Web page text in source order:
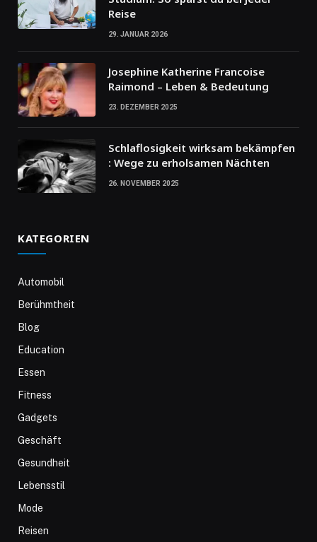
Reise
29. JANUAR 2026
Josephine Katherine Francoise
Raimond – Leben & Bedeutung
23. DEZEMBER 2025
Schlaflosigkeit wirksam bekämpfen
: Wege zu erholsamen Nächten
26. NOVEMBER 2025
KATEGORIEN
Automobil
Berühmtheit
Blog
Education
Essen
Fitness
Gadgets
Geschäft
Gesundheit
Lebensstil
Mode
Reisen